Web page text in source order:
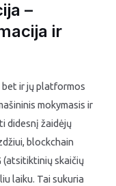
–
ir
bet ir jų platformos
mokymasis ir
didesnį žaidėjų
blockchain
(atsitiktinių skaičių
laiku. Tai sukuria